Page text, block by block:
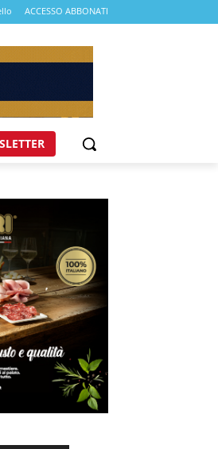
ACCESSO ABBONATI